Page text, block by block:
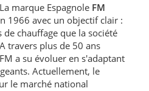
La marque Espagnole FM
1966 avec un objectif clair :
chauffage que la société
travers plus de 50 ans
a su évoluer en s'adaptant
Actuellement, le
le marché national